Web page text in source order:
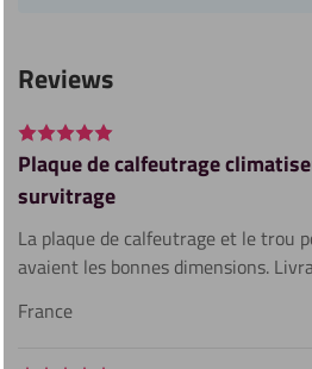
Reviews
Plaque de calfeutrage
survitrage
La plaque de calfeutrage et le trou
avaient les bonnes dimensions.
France